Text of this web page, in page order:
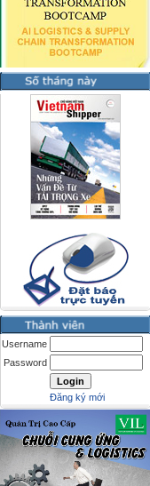
Username
Password
Đăng ký mới